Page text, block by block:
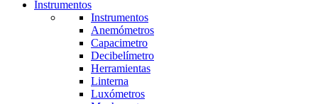
Instrumentos
Instrumentos
Anemómetros
Capacimetro
Decibelímetro
Herramientas
Linterna
Luxómetros